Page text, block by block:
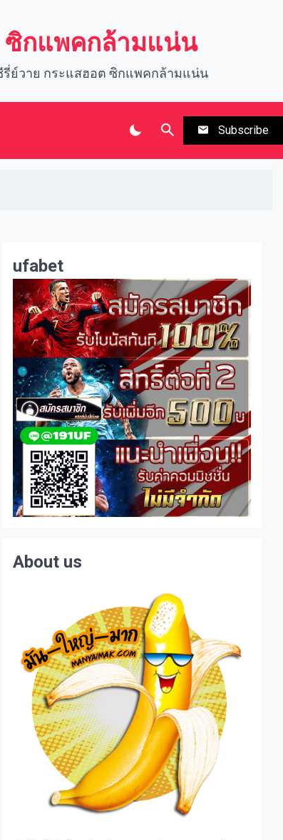
ซิกแพคกล้ามแน่น
รี่ย์วาย กระแสฮอต ซิกแพคกล้ามแน่น
Subscribe
ufabet
About us